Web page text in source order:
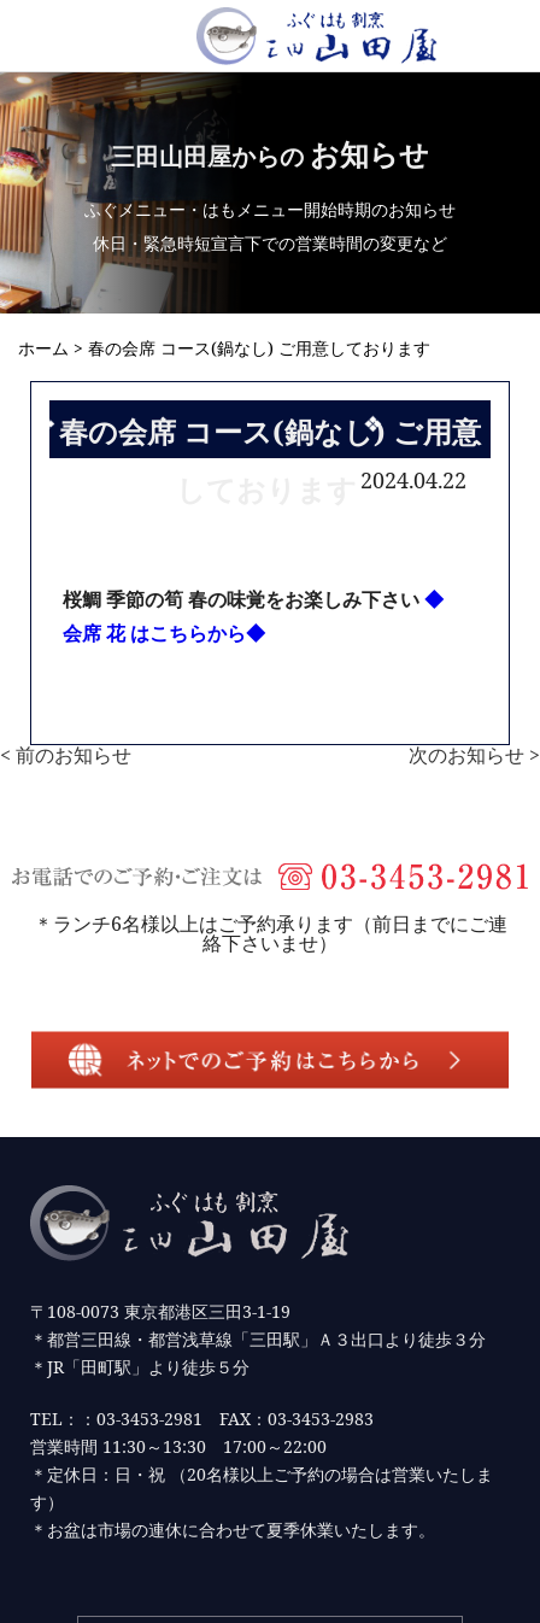
三田山田屋からの お知らせ
ふぐメニュー・はもメニュー開始時期のお知らせ
休日・緊急時短宣言下での営業時間の変更など
ホーム > 春の会席 コース(鍋なし) ご用意しております
春の会席 コース(鍋なし) ご用意
しております2024.04.22
桜鯛 季節の筍 春の味覚をお楽しみ下さい◆
会席 花 はこちらから◆
< 前のお知らせ 次のお知らせ >
＊ランチ6名様以上はご予約承ります（前日までにご連
絡下さいませ）
〒108-0073 東京都港区三田3-1-19
＊都営三田線・都営浅草線「三田駅」Ａ３出口より徒歩３分
＊JR「田町駅」より徒歩５分
TEL：：03-3453-2981 FAX：03-3453-2983
営業時間 11:30～13:30 17:00～22:00
＊定休日：日・祝 （20名様以上ご予約の場合は営業いたしま
す）
＊お盆は市場の連休に合わせて夏季休業いたします。